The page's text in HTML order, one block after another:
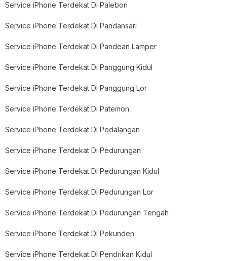
Service iPhone Terdekat Di Palebon
Service iPhone Terdekat Di Pandansari
Service iPhone Terdekat Di Pandean Lamper
Service iPhone Terdekat Di Panggung Kidul
Service iPhone Terdekat Di Panggung Lor
Service iPhone Terdekat Di Patemon
Service iPhone Terdekat Di Pedalangan
Service iPhone Terdekat Di Pedurungan
Service iPhone Terdekat Di Pedurungan Kidul
Service iPhone Terdekat Di Pedurungan Lor
Service iPhone Terdekat Di Pedurungan Tengah
Service iPhone Terdekat Di Pekunden
Service iPhone Terdekat Di Pendrikan Kidul